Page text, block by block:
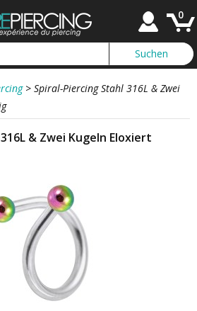
0
> Spiral-Piercing Stahl 316L & Zwei
& Zwei Kugeln Eloxiert